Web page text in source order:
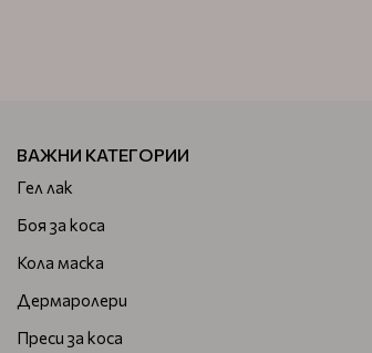
ВАЖНИ КАТЕГОРИИ
Гел лак
Боя за коса
Кола маска
Дермаролери
Преси за коса